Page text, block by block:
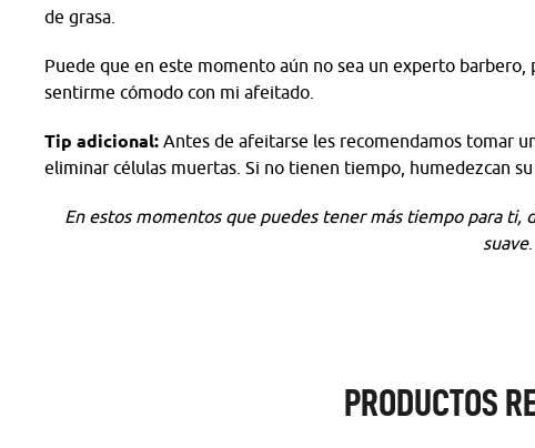
de grasa.
Puede que en este momento aún no sea un experto
sentirme cómodo con mi afeitado.
Tip adicional: Antes de afeitarse les recomendamos tomar
eliminar células muertas. Si no tienen tiempo, humedezcan
En estos momentos que puedes tener más tiempo para ti,
suave.
PRODUCTOS